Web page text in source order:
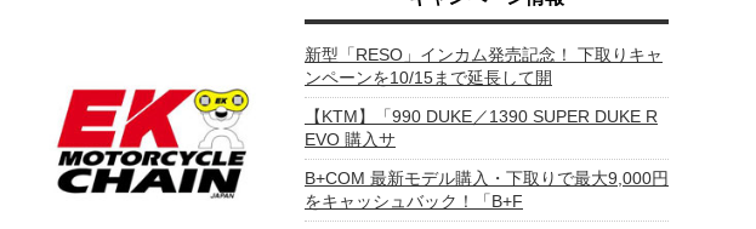
新型「RESO」インカム発売記念！ 下取りキャ
ンペーンを10/15まで延長して開
【KTM】「990 DUKE／1390 SUPER DUKE R
EVO 購入サ
B+COM 最新モデル購入・下取りで最大9,000円
をキャッシュバック！「B+F